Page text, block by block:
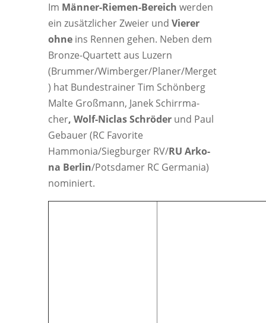
Im Män­ner-Rie­men-Bereich wer­den
ein zusätz­li­cher Zwei­er und Vie­rer
ohne ins Ren­nen gehen. Neben dem
Bron­ze-Quar­tett aus Luzern
(Brummer/Wimberger/Planer/Merget
) hat Bun­des­trai­ner Tim Schön­berg
Mal­te Groß­mann, Janek Schirr­ma­
cher, Wolf-Nic­las Schrö­der und Paul
Gebau­er (RC Favo­ri­te
Hammonia/Siegburger RV/RU Arko­
na Ber­lin/Potsdamer RC Ger­ma­nia)
nominiert.